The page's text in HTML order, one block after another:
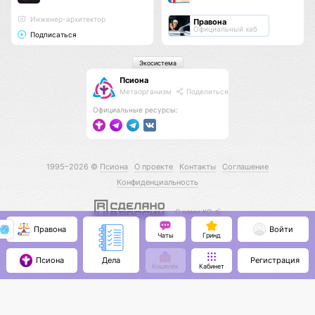
Инженер-архитектор
Подписаться
Правона
Официальный хаб
Псиона
Метаорганизм Поделиться
Официальные ресурсы:
Экосистема
1995–2026 © Псиона О проекте Контакты
Соглашение
Конфиденциальность
С нами КО 🕉️
Правона
Псиона Дела
Чаты Гринд
Кошелёк Кабинет
Войти
Регистрация